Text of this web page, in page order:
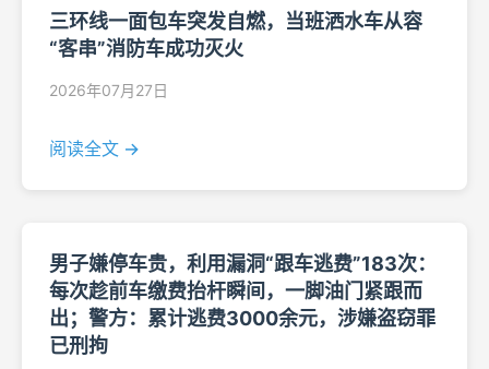
三环线一面包车突发自燃，当班洒水车从容
“客串”消防车成功灭火
2026年07月27日
阅读全文 →
男子嫌停车贵，利用漏洞“跟车逃费”183次：
每次趁前车缴费抬杆瞬间，一脚油门紧跟而
出；警方：累计逃费3000余元，涉嫌盗窃罪
已刑拘